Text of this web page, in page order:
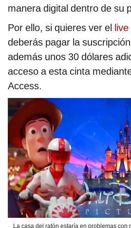
manera digital dentro de su
Por ello, si quieres ver el
deberás pagar la
además unos 30 dólares
acceso a esta cinta
Access.
La casa del ratón estaría en problemas con